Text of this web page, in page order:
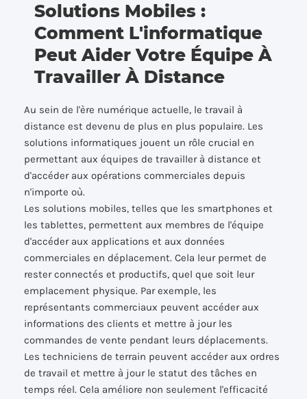
Solutions Mobiles :
Comment L'informatique
Peut Aider Votre Équipe À
Travailler À Distance
Au sein de l'ère numérique actuelle, le travail à
distance est devenu de plus en plus populaire. Les
solutions informatiques jouent un rôle crucial en
permettant aux équipes de travailler à distance et
d'accéder aux opérations commerciales depuis
n'importe où.
Les solutions mobiles, telles que les smartphones et
les tablettes, permettent aux membres de l'équipe
d'accéder aux applications et aux données
commerciales en déplacement. Cela leur permet de
rester connectés et productifs, quel que soit leur
emplacement physique. Par exemple, les
représentants commerciaux peuvent accéder aux
informations des clients et mettre à jour les
commandes de vente pendant leurs déplacements.
Les techniciens de terrain peuvent accéder aux ordres
de travail et mettre à jour le statut des tâches en
temps réel. Cela améliore non seulement l'efficacité